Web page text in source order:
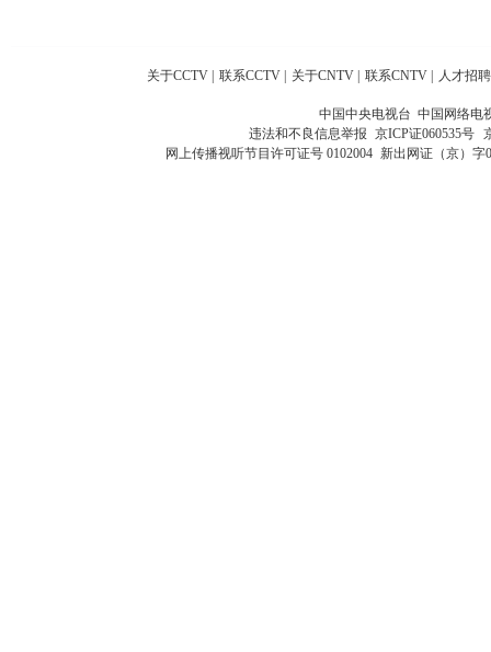
关于CCTV 联系CCTV 关于CNTV 联系CNTV 人才招聘
中国中央电视台 中国网络电
违法和不良信息举报 京ICP证060535号
网上传播视听节目许可证号 0102004 新出网证（京）